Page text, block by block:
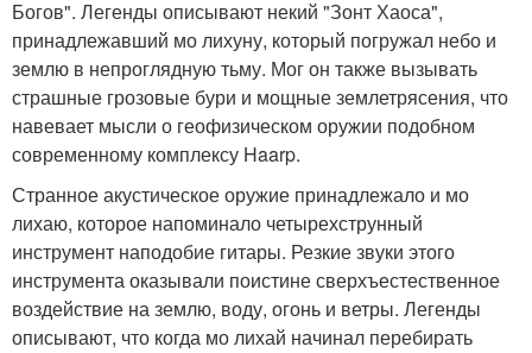
Богов". Легенды описывают некий "Зонт Хаоса",
принадлежавший мо лихуну, который погружал небо и
землю в непроглядную тьму. Мог он также вызывать
страшные грозовые бури и мощные землетрясения, что
навевает мысли о геофизическом оружии подобном
современному комплексу Haarp.
Странное акустическое оружие принадлежало и мо
лихаю, которое напоминало четырехструнный
инструмент наподобие гитары. Резкие звуки этого
инструмента оказывали поистине сверхъестественное
воздействие на землю, воду, огонь и ветры. Легенды
описывают, что когда мо лихай начинал перебирать